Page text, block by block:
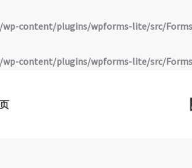
content/plugins/wpforms-lite/src/
content/plugins/wpforms-lite/src/